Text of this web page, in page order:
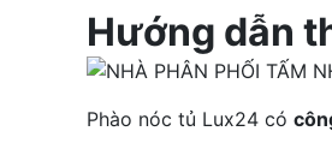
Hướng dẫn
Phào nóc tủ Lux24 có